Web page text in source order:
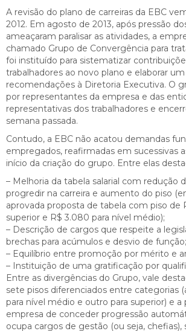
A revisão do plano de carreiras da EBC
2012. Em agosto de 2013, após pressão
ameaçaram paralisar as atividades, a
chamado Grupo de Convergência para
foi instituído para sistematizar
trabalhadores ao novo plano e elaborar
recomendações à Diretoria Executiva. O
por representantes da empresa e das
representativas dos trabalhadores e
semana passada.
Contudo, a EBC não acatou demandas
empregados, reafirmadas em sucessivas
início da criação do grupo. Entre elas
– Melhoria da tabela salarial com redução
progredir na carreira e aumento do piso
aprovada proposta de tabela com piso de
superior e R$ 3.080 para nível médio);
– Descrição de cargos que respeite a
brechas para acúmulos e desvio de função;
– Equilíbrio entre promoção por mérito e
– Instituição de uma gratificação por
Entre as divergências do Grupo, vale
sete pisos diferenciados entre categorias
para nível médio e outro para superior) e a
empresa de conceder progressão
ocupa cargos de gestão (ou seja, chefias),